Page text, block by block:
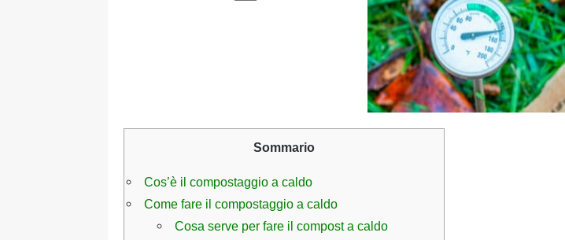
Sommario
Cos’è il compostaggio a caldo
Come fare il compostaggio a caldo
Cosa serve per fare il compost a caldo